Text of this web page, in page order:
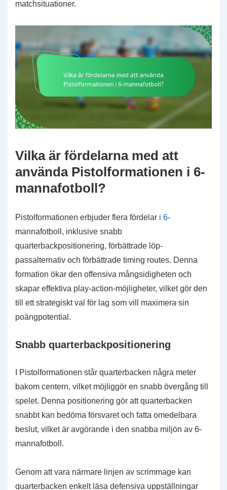
matchsituationer.
Vilka är fördelarna med att
använda Pistolformationen i 6-
mannafotboll?
Pistolformationen erbjuder flera fördelar i 6-
mannafotboll, inklusive snabb
quarterbackpositionering, förbättrade löp-
passalternativ och förbättrade timing routes. Denna
formation ökar den offensiva mångsidigheten och
skapar effektiva play-action-möjligheter, vilket gör den
till ett strategiskt val för lag som vill maximera sin
poängpotential.
Snabb quarterbackpositionering
I Pistolformationen står quarterbacken några meter
bakom centern, vilket möjliggör en snabb övergång till
spelet. Denna positionering gör att quarterbacken
snabbt kan bedöma försvaret och fatta omedelbara
beslut, vilket är avgörande i den snabba miljön av 6-
mannafotboll.
Genom att vara närmare linjen av scrimmage kan
quarterbacken enkelt läsa defensiva uppställningar